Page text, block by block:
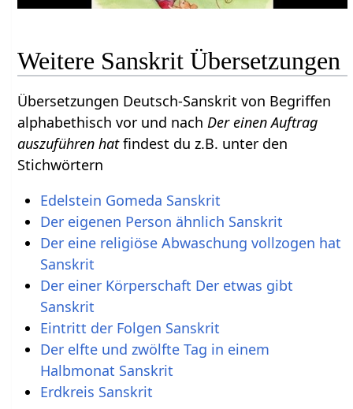
Weitere Sanskrit Übersetzungen
Übersetzungen Deutsch-Sanskrit von Begriffen
alphabethisch vor und nachDer einen Auftrag
auszuführen hatfindest du z.B. unter den
Stichwörtern
Edelstein Gomeda Sanskrit
Der eigenen Person ähnlich Sanskrit
Der eine religiöse Abwaschung vollzogen hat
Sanskrit
Der einer Körperschaft Der etwas gibt
Sanskrit
Eintritt der Folgen Sanskrit
Der elfte und zwölfte Tag in einem
Halbmonat Sanskrit
Erdkreis Sanskrit